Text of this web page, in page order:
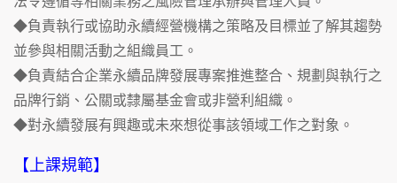
◆負責執行或協助永續經營機構之策略及目標並了解其趨勢
並參與相關活動之組織員工。
◆負責結合企業永續品牌發展專案推進整合、規劃與執行之
品牌行銷、公關或隸屬基金會或非營利組織。
◆對永續發展有興趣或未來想從事該領域工作之對象。
【上課規範】